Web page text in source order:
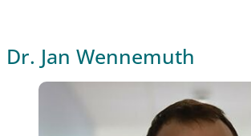
Dr. Jan Wennemuth